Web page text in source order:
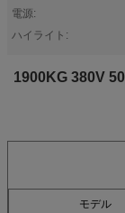
電源:
ハイライト:
1900KG 380V
モデル